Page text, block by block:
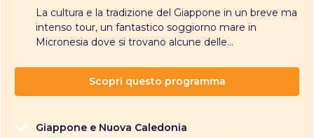
La cultura e la tradizione del Giappone in un breve ma
intenso tour, un fantastico soggiorno mare in
Micronesia dove si trovano alcune delle...
Scopri questo programma
Giappone e Nuova Caledonia